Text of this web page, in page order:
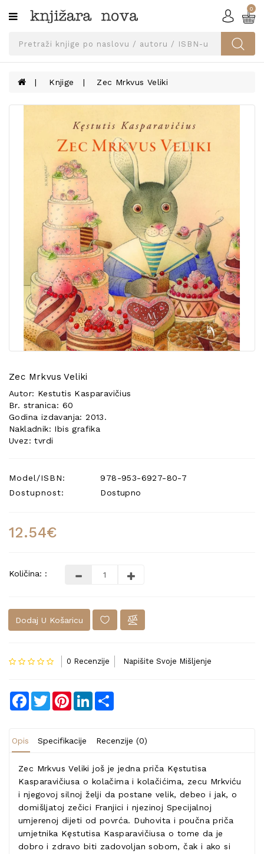
Kategorije
SVEUČILIŠNA
UDŽBENICI
KNJIGE
UDŽBENIKE!
KONTAKT
POSEBNA
PONUDA
0
Knjige Zec Mrkvus Veliki
Zec Mrkvus Veliki
Autor: Kestutis Kasparavičius
Br. stranica: 60
Godina izdavanja: 2013.
Nakladnik: Ibis grafika
Uvez: tvrdi
Model/ISBN:
978-953-6927-80-7
Dostupnost:
Dostupno
12.54€
Količina: :
Dodaj U Košaricu
0 Recenzije Napišite Svoje Mišljenje
Facebook
TwitterPinterestLinkedIn
Opis Specifikacije Recenzije (0)
Zec Mrkvus Veliki još je jedna priča Kęstutisa
Kasparavičiusa o kolačima i kolačićima, zecu Mrkviću
i njegovoj silnoj želji da postane velik, debeo i jak, o
domišljatoj zečici Franjici i njezinoj Specijalnoj
umjerenoj dijeti od povrća. Duhovita i poučna priča
umjetnika Kęstutisa Kasparavičiusa o tome da je
dobro i zdravo biti zadovoljan sobom, čak i ako si